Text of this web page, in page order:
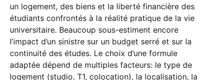
un logement, des biens et la liberté financière des
étudiants confrontés à la réalité pratique de la vie
universitaire. Beaucoup sous-estiment encore
l’impact d’un sinistre sur un budget serré et sur la
continuité des études. Le choix d’une formule
adaptée dépend de multiples facteurs: le type de
logement (studio, T1, colocation), la localisation, la